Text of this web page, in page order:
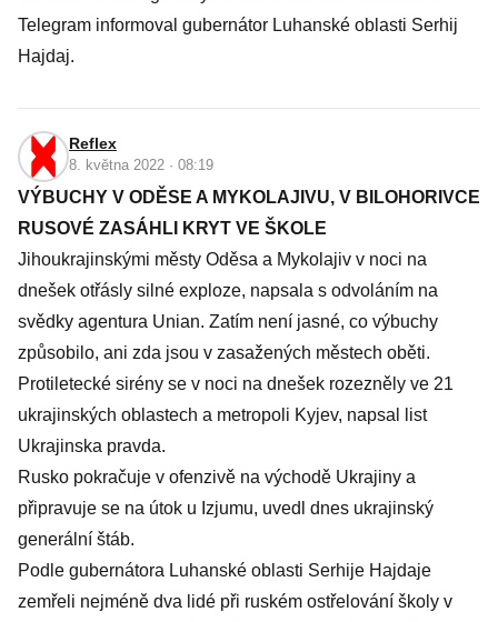
Telegram informoval gubernátor Luhanské oblasti Serhij
Hajdaj.
Reflex
8. května 2022 · 08:19
VÝBUCHY V ODĚSE A MYKOLAJIVU, V BILOHORIVCE
RUSOVÉ ZASÁHLI KRYT VE ŠKOLE
Jihoukrajinskými městy Oděsa a Mykolajiv v noci na
dnešek otřásly silné exploze, napsala s odvoláním na
svědky agentura Unian. Zatím není jasné, co výbuchy
způsobilo, ani zda jsou v zasažených městech oběti.
Protiletecké sirény se v noci na dnešek rozezněly ve 21
ukrajinských oblastech a metropoli Kyjev, napsal list
Ukrajinska pravda.
Rusko pokračuje v ofenzivě na východě Ukrajiny a
připravuje se na útok u Izjumu, uvedl dnes ukrajinský
generální štáb.
Podle gubernátora Luhanské oblasti Serhije Hajdaje
zemřeli nejméně dva lidé při ruském ostřelování školy v